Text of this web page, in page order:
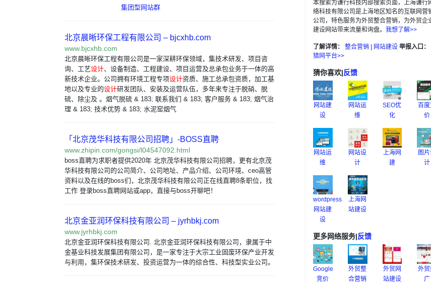
集团型网站群
北京晨晰环保工程有限公司 – bjcxhb.com
www.bjcxhb.com
北京晨晰环保工程有限公司是一家深耕环保领域，集技术研发、项目咨
询、工艺设计、设备制造、工程建设、项目运营及总承包业务于一体的高
新技术企业。公司拥有环境工程专项设计资质、施工总承包资质，加工基
地以及专业的设计研发团队、安装及运营队伍，多年来专注于脱硝、脱
硫、除尘及 。烟气脱硫 & 183; 联系我们 & 183; 客户服务 & 183; 烟气治
理 & 183; 技术优势 & 183; 水泥窑烟气
「北京茂华科技有限公司招聘」-BOSS直聘
www.zhipin.com/gongsi/l04547092.html
boss直聘为求职者提供2020年 北京茂华科技有限公司招聘，更有北京茂
华科技有限公司的公司简介、公司地址、产品介绍、公司环境、ceo高管
资料以及在线的boss们，北京茂华科技有限公司正在线直聘8条职位，找
工作 登录boss直聘网站或app，直接与boss开聊吧！
北京金亚润环保科技有限公司 – jyrhbkj.com
www.jyrhbkj.com
北京金亚润环保科技有限公司. 北京金亚润环保科技有限公司，隶属于中
金基业科技发展集团有限公司，是一家专注于大宗工业固废环保产业开发
与利用，集环保技术研发、投资运营为一体的综合性、科技型实业公司。
本搜索为谦行科技内部搜索页面，上海谦行
络科技有限公司是上海地区知名的互联网营
公司，特色服务为外贸整合营销，为外贸企
建设网站带来流量和询盘。 我想了解>>
了解详情： 整合营销 网站建设 举报入口：
猎网平台>>
猜你喜欢|反馈
网站建
设
网站运
维
SEO优
化
百度
价
网站运
维
网站设
计
上海网
建
图
计
wordpress
网站建
设
上海网
站建设
更多网络服务|反馈
Google
竞价
外贸整
合营销
外贸网
站建设
外贸
广